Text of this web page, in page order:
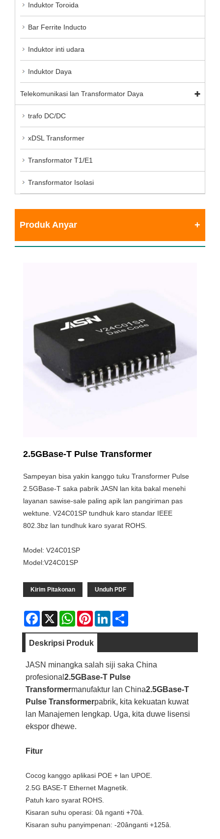
Induktor Toroida
Bar Ferrite Inducto
Induktor inti udara
Induktor Daya
Telekomunikasi lan Transformator Daya
trafo DC/DC
xDSL Transformer
Transformator T1/E1
Transformator Isolasi
Produk Anyar
2.5GBase-T Pulse Transformer
Sampeyan bisa yakin kanggo tuku Transformer Pulse
2.5GBase-T saka pabrik JASN lan kita bakal menehi
layanan sawise-sale paling apik lan pangiriman pas
wektune. V24C01SP tundhuk karo standar IEEE
802.3bz lan tundhuk karo syarat ROHS.
Model: V24C01SP
Model:V24C01SP
Kirim Pitakonan Unduh PDF
Facebook
X WhatsAppPinterestLinkedIn
Deskripsi Produk
JASN minangka salah siji saka China
profesional2.5GBase-T Pulse
Transformermanufaktur lan China2.5GBase-T
Pulse Transformerpabrik, kita kekuatan kuwat
lan Manajemen lengkap. Uga, kita duwe lisensi
ekspor dhewe.
Fitur
Cocog kanggo aplikasi POE + lan UPOE.
2.5G BASE-T Ethernet Magnetik.
Patuh karo syarat ROHS.
Kisaran suhu operasi: 0â nganti +70â.
Kisaran suhu panyimpenan: -20ânganti +125â.